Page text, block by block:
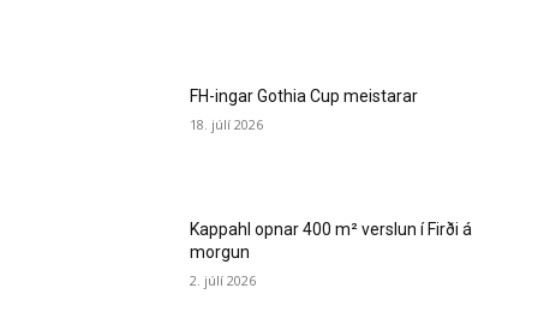
FH-ingar Gothia Cup meistarar
18. júlí 2026
Kappahl opnar 400 m² verslun í Firði á
morgun
2. júlí 2026